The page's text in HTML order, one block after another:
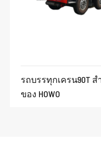
รถบรรทุกเครน90T
ของ HOWO